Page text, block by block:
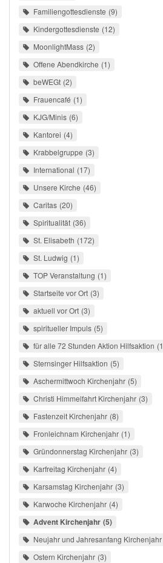
Familiengottesdienste 9
Kindergottesdienste 12
MoonlightMass 2
Offene Abendkirche 1
beWEGt 2
Frauencafé 1
KJG/Minis 6
Kantorei 4
Krabbelgruppe 3
International 17
Unsere Kirche 46
Caritas 20
Spiritualität 36
St. Elisabeth 172
St. Ludwig 1
TOP Veranstaltung 1
Startseite vor Ort 3
aktuell vor Ort 3
spiritueller Impuls 5
für alle 72 Stunden Aktion Hilfsaktion 1
Sternsinger Hilfsaktion 5
Aschermittwoch Kirchenjahr 5
Christi Himmelfahrt Kirchenjahr 3
Fastenzeit Kirchenjahr 8
Fronleichnam Kirchenjahr 1
Gründonnerstag Kirchenjahr 3
Karfreitag Kirchenjahr 4
Karsamstag Kirchenjahr 3
Karwoche Kirchenjahr 4
Advent Kirchenjahr 5
Neujahr und Jahresanfang Kirchenjahr
Ostern Kirchenjahr 3